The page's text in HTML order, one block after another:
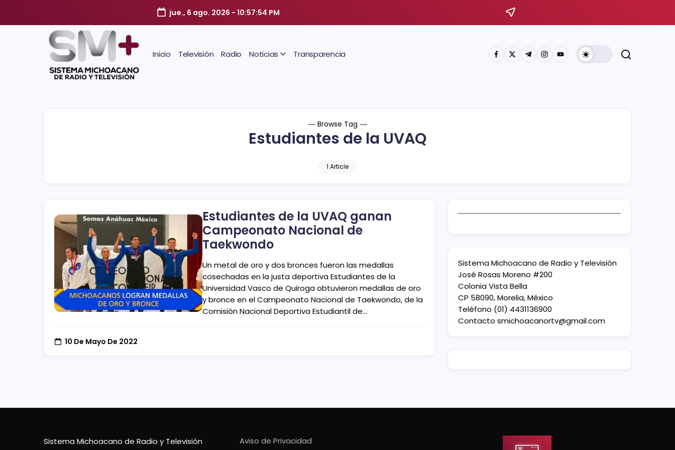
jue., 6 ago. 2026 - 10:57:54 PM
Inicio Televisión Radio Noticias Transparencia
Browse Tag
Estudiantes de la UVAQ
1 Article
Estudiantes de la UVAQ ganan
Campeonato Nacional de
Taekwondo
Un metal de oro y dos bronces fueron las medallas
cosechadas en la justa deportiva Estudiantes de la
Universidad Vasco de Quiroga obtuvieron medallas de oro
y bronce en el Campeonato Nacional de Taekwondo, de la
Comisión Nacional Deportiva Estudiantil de…
10 De Mayo De 2022
Sistema Michoacano de Radio y Televisión
José Rosas Moreno #200
Colonia Vista Bella
CP 58090, Morelia, México
Teléfono (01) 4431136900
Contacto smichoacanortv@gmail.com
Sistema Michoacano de Radio y Televisión
Aviso de Privacidad